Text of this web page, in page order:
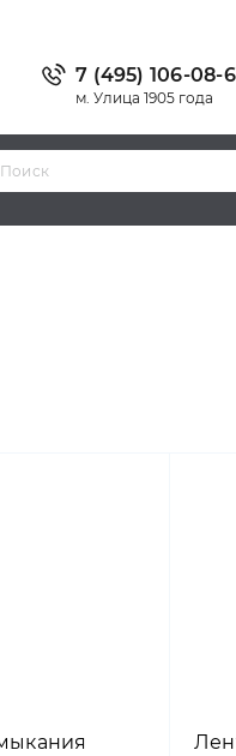
7 (495) 106-08-
м. Улица 1905 года